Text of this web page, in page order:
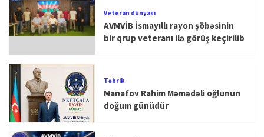
Veteran dünyası
AVMVİB İsmayıllı rayon şöbəsinin
bir qrup veteranı ilə görüş keçirilib
Təbrik
Manafov Rahim Məmədəli oğlunun
doğum günüdür